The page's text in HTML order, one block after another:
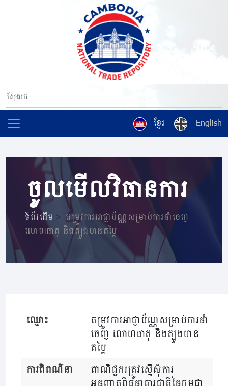
ខ្មែរ English
ចូលមើលវិធានការ
ទំព័រដើម> តម្រូវការអាជ្ញាប័ណ្ណសម្រាប់ការនាំចេញ
លោហធាតុ និងត្បូងមានតម្លៃ
ឈ្មោះ
តម្រូវការអាជ្ញាប័ណ្ណសម្រាប់ការនាំ
ចេញ លោហធាតុ និងត្បូងមាន
តម្លៃ
ការពិពណ៌នា
ពាណិជ្ជករត្រូវស្នើសុំការ
អនុញ្ញាតពីធនាគារជាតិនៃកម្ពុជា